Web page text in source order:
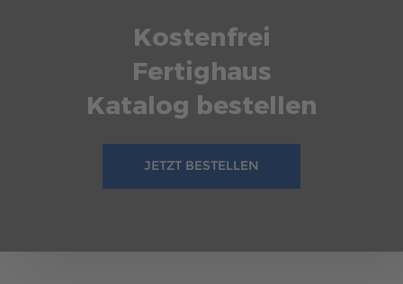
Kostenfrei
Fertighaus
Katalog bestellen
JETZT BESTELLEN